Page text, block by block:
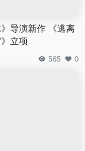
》导演新作 《逃离
立项
565 0